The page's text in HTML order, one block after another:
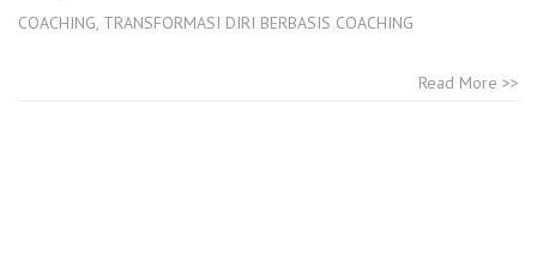
COACHING, TRANSFORMASI DIRI BERBASIS COACHING
Read More >>